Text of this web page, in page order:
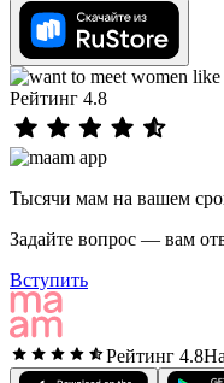
Рейтинг 4.8
Тысячи мам на вашем
Задайте вопрос — вам
Вступить
Рейтинг 4.8